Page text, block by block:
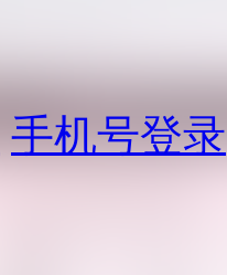
手机号登录